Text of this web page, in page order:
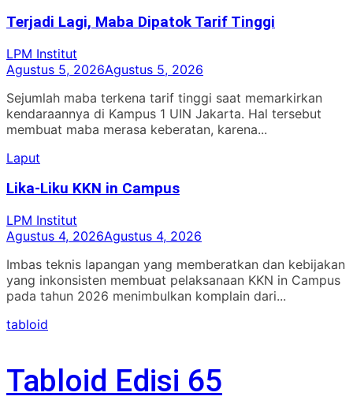
Terjadi Lagi, Maba Dipatok Tarif Tinggi
LPM Institut
Agustus 5, 2026Agustus 5, 2026
Sejumlah maba terkena tarif tinggi saat memarkirkan
kendaraannya di Kampus 1 UIN Jakarta. Hal tersebut
membuat maba merasa keberatan, karena...
Laput
Lika-Liku KKN in Campus
LPM Institut
Agustus 4, 2026Agustus 4, 2026
Imbas teknis lapangan yang memberatkan dan kebijakan
yang inkonsisten membuat pelaksanaan KKN in Campus
pada tahun 2026 menimbulkan komplain dari...
tabloid
Tabloid Edisi 65